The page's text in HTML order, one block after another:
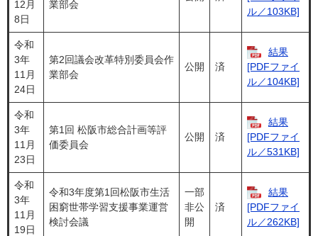
12月
8日
業部会
ル／103KB]
令和
3年
11月
24日
第2回議会改革特別委員会作
業部会
公開 済
結果
[PDFファイ
ル／104KB]
令和
3年
11月
23日
第1回 松阪市総合計画等評
価委員会
公開 済
結果
[PDFファイ
ル／531KB]
令和
3年
11月
19日
令和3年度第1回松阪市生活
困窮世帯学習支援事業運営
検討会議
一部
非公
開
済
結果
[PDFファイ
ル／262KB]